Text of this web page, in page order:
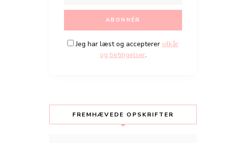
Jeg har læst og accepterer vilkår
og betingelser.
FREMHÆVEDE OPSKRIFTER